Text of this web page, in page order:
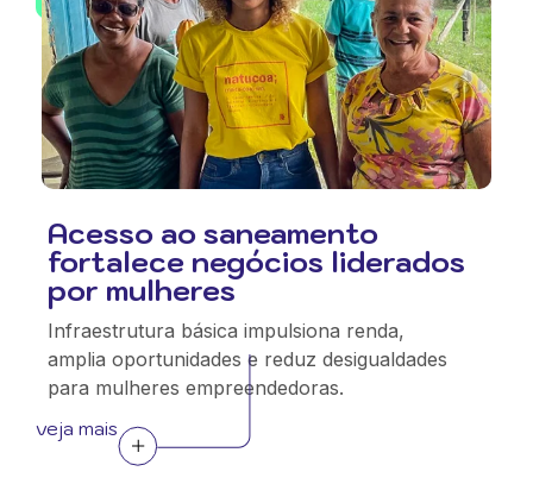
Acesso ao saneamento
fortalece negócios liderados
por mulheres
Infraestrutura básica impulsiona renda,
amplia oportunidades e reduz desigualdades
para mulheres empreendedoras.
veja mais